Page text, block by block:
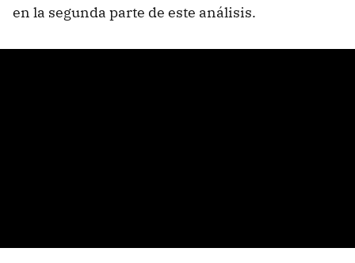
en la segunda parte de este análisis.